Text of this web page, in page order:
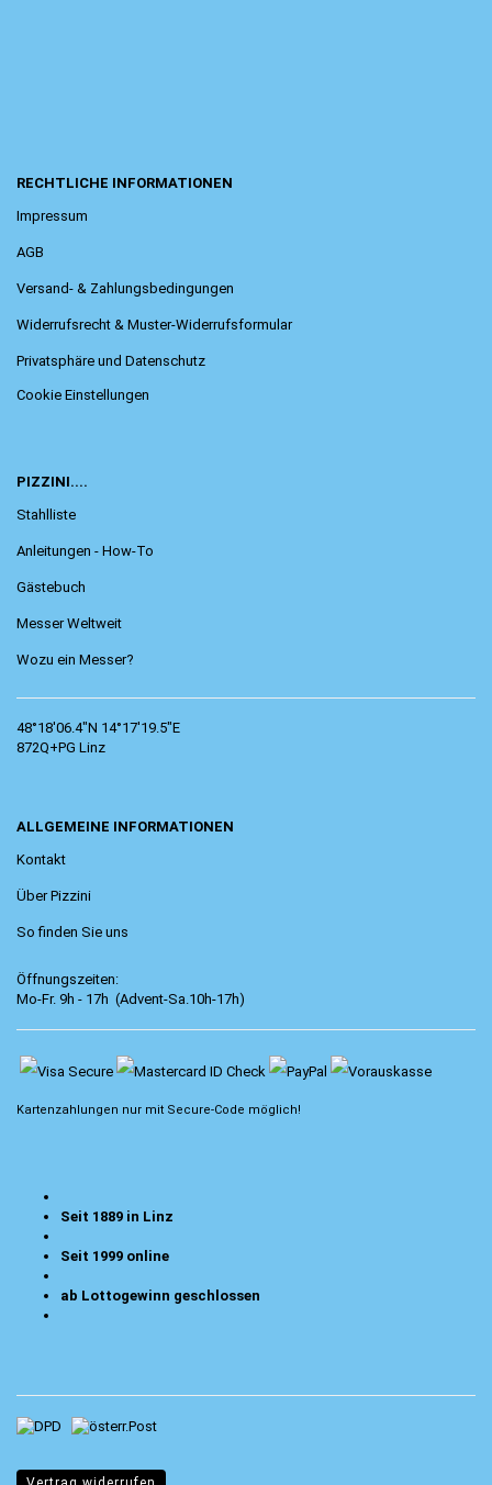
RECHTLICHE INFORMATIONEN
Impressum
AGB
Versand- & Zahlungsbedingungen
Widerrufsrecht & Muster-Widerrufsformular
Privatsphäre und Datenschutz
Cookie Einstellungen
PIZZINI....
Stahlliste
Anleitungen - How-To
Gästebuch
Messer Weltweit
Wozu ein Messer?
48°18'06.4"N 14°17'19.5"E
872Q+PG Linz
ALLGEMEINE INFORMATIONEN
Kontakt
Über Pizzini
So finden Sie uns
Öffnungszeiten:
Mo-Fr. 9h - 17h (Advent-Sa.10h-17h)
Kartenzahlungen nur mit Secure-Code möglich!
Seit 1889 in Linz
Seit 1999 online
ab Lottogewinn geschlossen